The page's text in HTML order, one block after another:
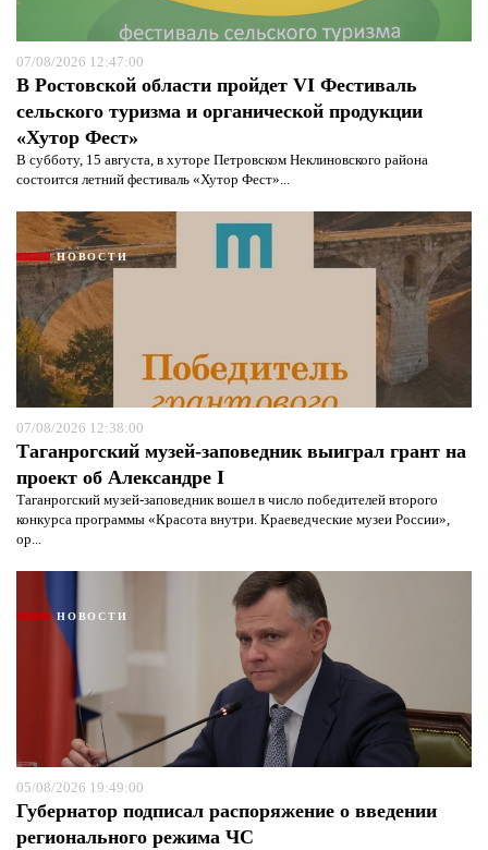
07/08/2026 12:47:00
В Ростовской области пройдет VI Фестиваль
сельского туризма и органической продукции
«Хутор Фест»
В субботу, 15 августа, в хуторе Петровском Неклиновского района
состоится летний фестиваль «Хутор Фест»...
НОВОСТИ
07/08/2026 12:38:00
Таганрогский музей-заповедник выиграл грант на
проект об Александре I
Таганрогский музей-заповедник вошел в число победителей второго
конкурса программы «Красота внутри. Краеведческие музеи России»,
ор...
НОВОСТИ
05/08/2026 19:49:00
Губернатор подписал распоряжение о введении
регионального режима ЧС